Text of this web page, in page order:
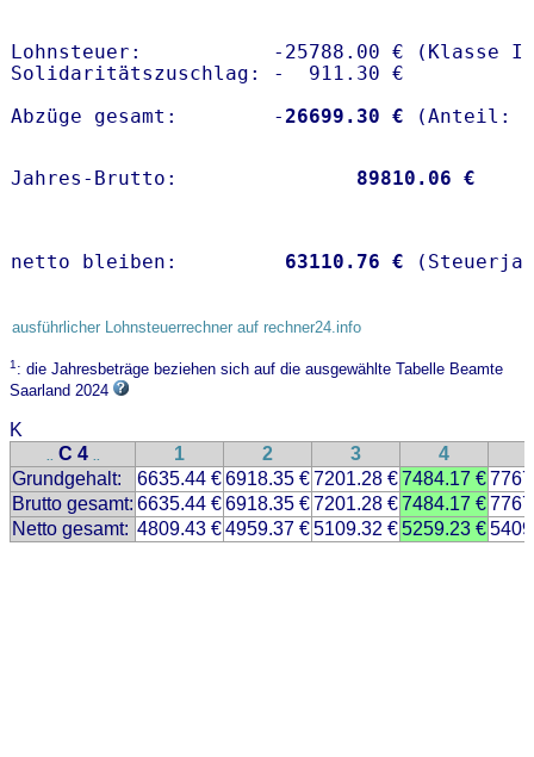
Lohnsteuer:           -25788.00 € (Klasse I)
Solidaritätszuschlag: -  911.30 €
Abzüge gesamt:        -26699.30 €
Jahres-Brutto: 89810.06 €
netto bleiben: 63110.76 €
ausführlicher Lohnsteuerrechner auf rechner24.info
1: die Jahresbeträge beziehen sich auf die ausgewählte Tabelle Beamte
Saarland 2024
K
.. C 4 .. 1 2 3 4
Grundgehalt:
6635.44 €6918.35 €7201.28 €7484.17 €
Brutto gesamt: 6635.44 €6918.35 €7201.28 €7484.17 €
Netto gesamt: 4809.43 €4959.37 €5109.32 €5259.23 €